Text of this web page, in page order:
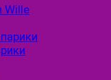
Wille